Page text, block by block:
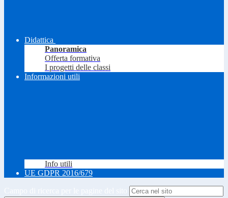
Didattica
Panoramica
Offerta formativa
I progetti delle classi
Informazioni utili
Info utili
UE GDPR 2016/679